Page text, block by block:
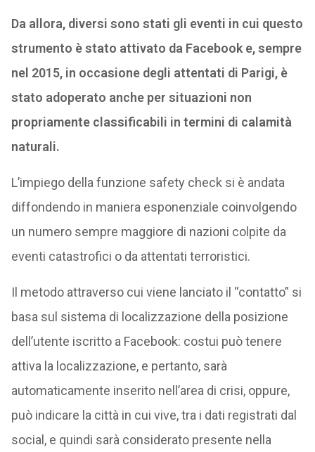
Da allora, diversi sono stati gli eventi in cui questo
strumento è stato attivato da Facebook e, sempre
nel 2015, in occasione degli attentati di Parigi, è
stato adoperato anche per situazioni non
propriamente classificabili in termini di calamità
naturali.
L’impiego della funzione safety check si è andata
diffondendo in maniera esponenziale coinvolgendo
un numero sempre maggiore di nazioni colpite da
eventi catastrofici o da attentati terroristici.
Il metodo attraverso cui viene lanciato il “contatto” si
basa sul sistema di localizzazione della posizione
dell’utente iscritto a Facebook: costui può tenere
attiva la localizzazione, e pertanto, sarà
automaticamente inserito nell’area di crisi, oppure,
può indicare la città in cui vive, tra i dati registrati dal
social, e quindi sarà considerato presente nella